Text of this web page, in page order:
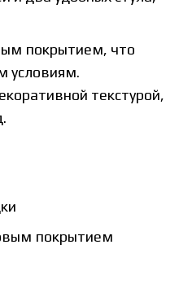
покрытием, что
условиям.
текстурой,
покрытием